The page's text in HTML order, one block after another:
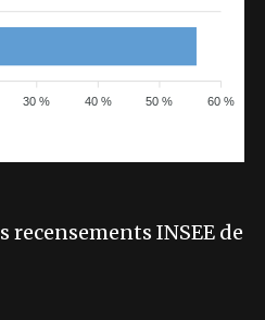
60 %
50 %
40 %
30 %
recensements INSEE de